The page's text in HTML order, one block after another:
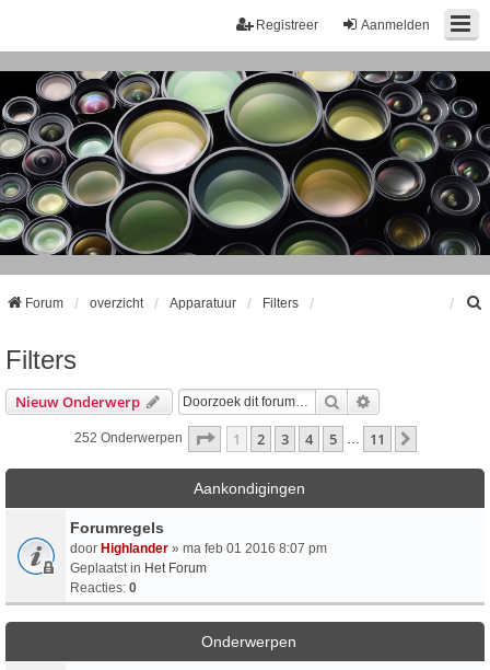
Aanmelden
Registreer
Forum overzicht Apparatuur Filters
Filters
Nieuw Onderwerp Zoek
252 Onderwerpen Pagina Van11
1 2 3 4 5 11
Aankondigingen
Forumregels
door Highlander » ma feb 01 2016 8:07 pm
Geplaatst in Het Forum
Reacties: 0
Onderwerpen